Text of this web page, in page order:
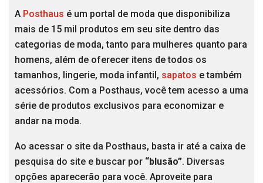
A Posthaus é um portal de moda que disponibiliza
mais de 15 mil produtos em seu site dentro das
categorias de moda, tanto para mulheres quanto para
homens, além de oferecer itens de todos os
tamanhos, lingerie, moda infantil, sapatos e também
acessórios. Com a Posthaus, você tem acesso a uma
série de produtos exclusivos para economizar e
andar na moda.
Ao acessar o site da Posthaus, basta ir até a caixa de
pesquisa do site e buscar por “blusão”. Diversas
opções aparecerão para você. Aproveite para